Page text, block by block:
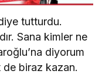
tutturdu.
Sana kimler ne
diyorum
biraz kazan.